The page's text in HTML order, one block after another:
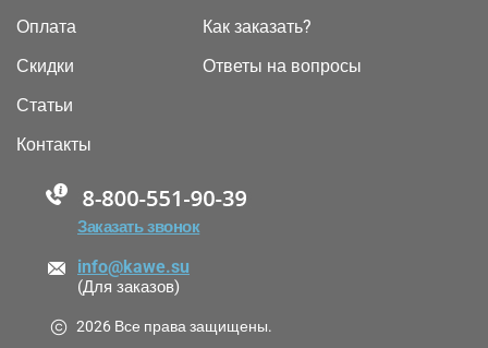
Оплата
Скидки
Как заказать?
Ответы на вопросы
Статьи
Контакты
88005555550
Заказать звонок
info@kawe.su
(Для заказов)
2026 Все права защищены.